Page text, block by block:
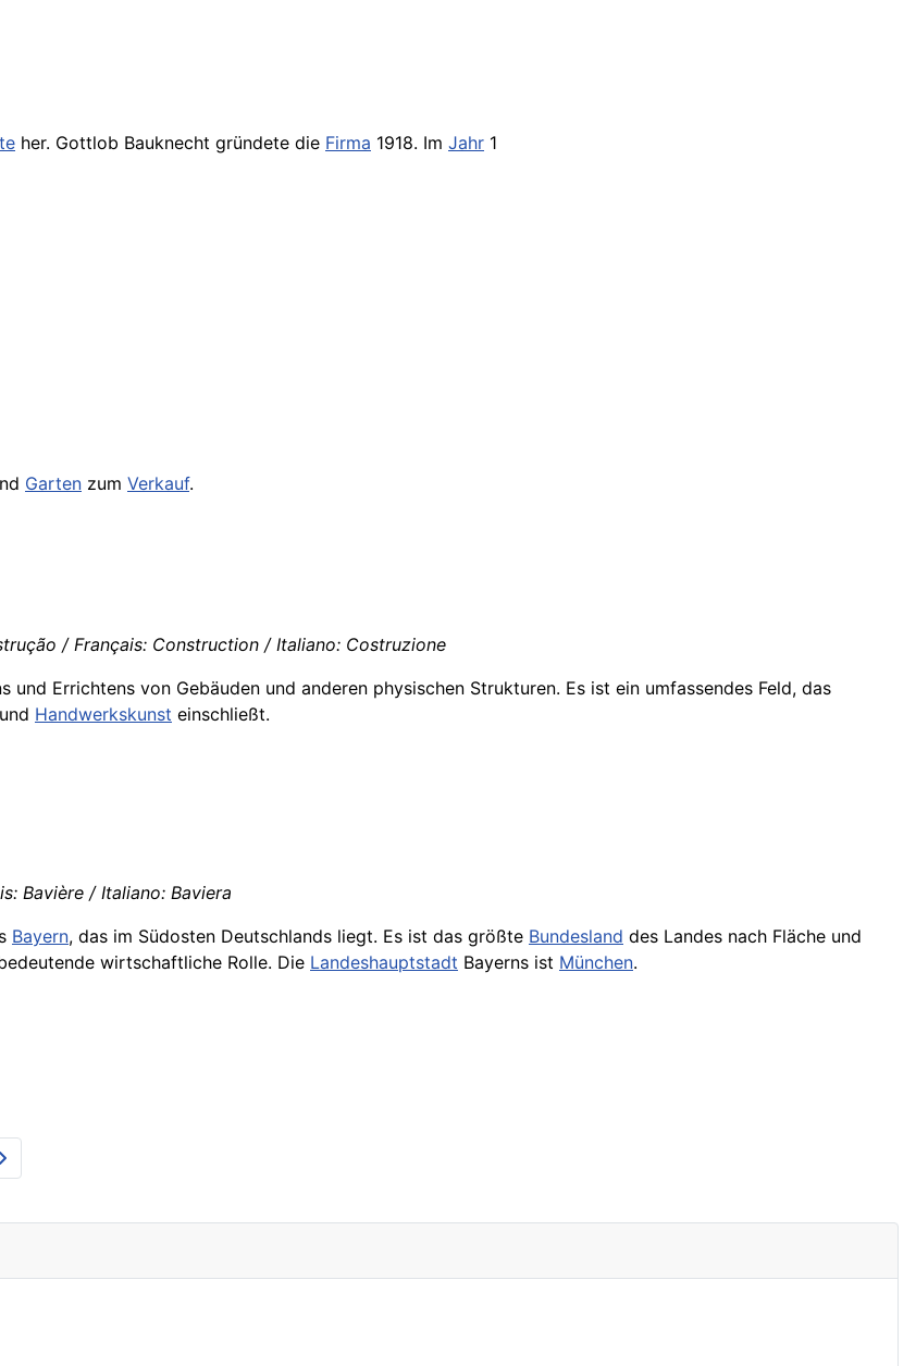
her. Gottlob Bauknecht gründete die Firma 1918. Im Jahr 1
Garten zum Verkauf.
/ Français: Construction / Italiano: Costruzione
und Errichtens von Gebäuden und anderen physischen Strukturen. Es ist ein umfassendes Feld, das
Handwerkskunst einschließt.
Bavière / Italiano: Baviera
Bayern, das im Südosten Deutschlands liegt. Es ist das größte Bundesland des Landes nach Fläche und
wirtschaftliche Rolle. Die Landeshauptstadt Bayerns ist München.